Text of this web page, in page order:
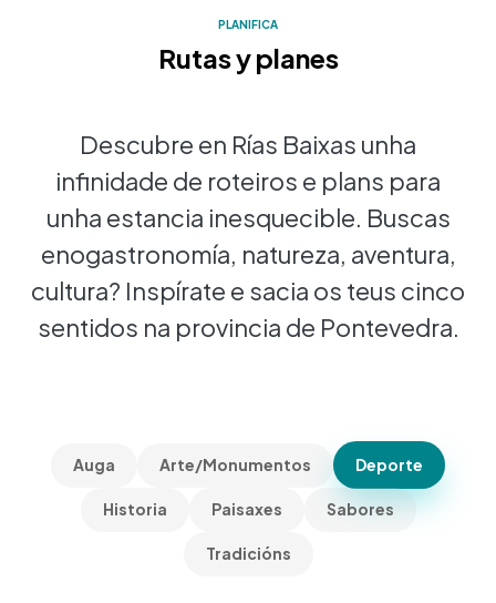
PLANIFICA
Rutas y planes
Descubre en Rías Baixas unha
infinidade de roteiros e plans para
unha estancia inesquecible. Buscas
enogastronomía, natureza, aventura,
cultura? Inspírate e sacia os teus cinco
sentidos na provincia de Pontevedra.
Auga Arte/Monumentos Deporte
Historia Paisaxes Sabores
Tradicións